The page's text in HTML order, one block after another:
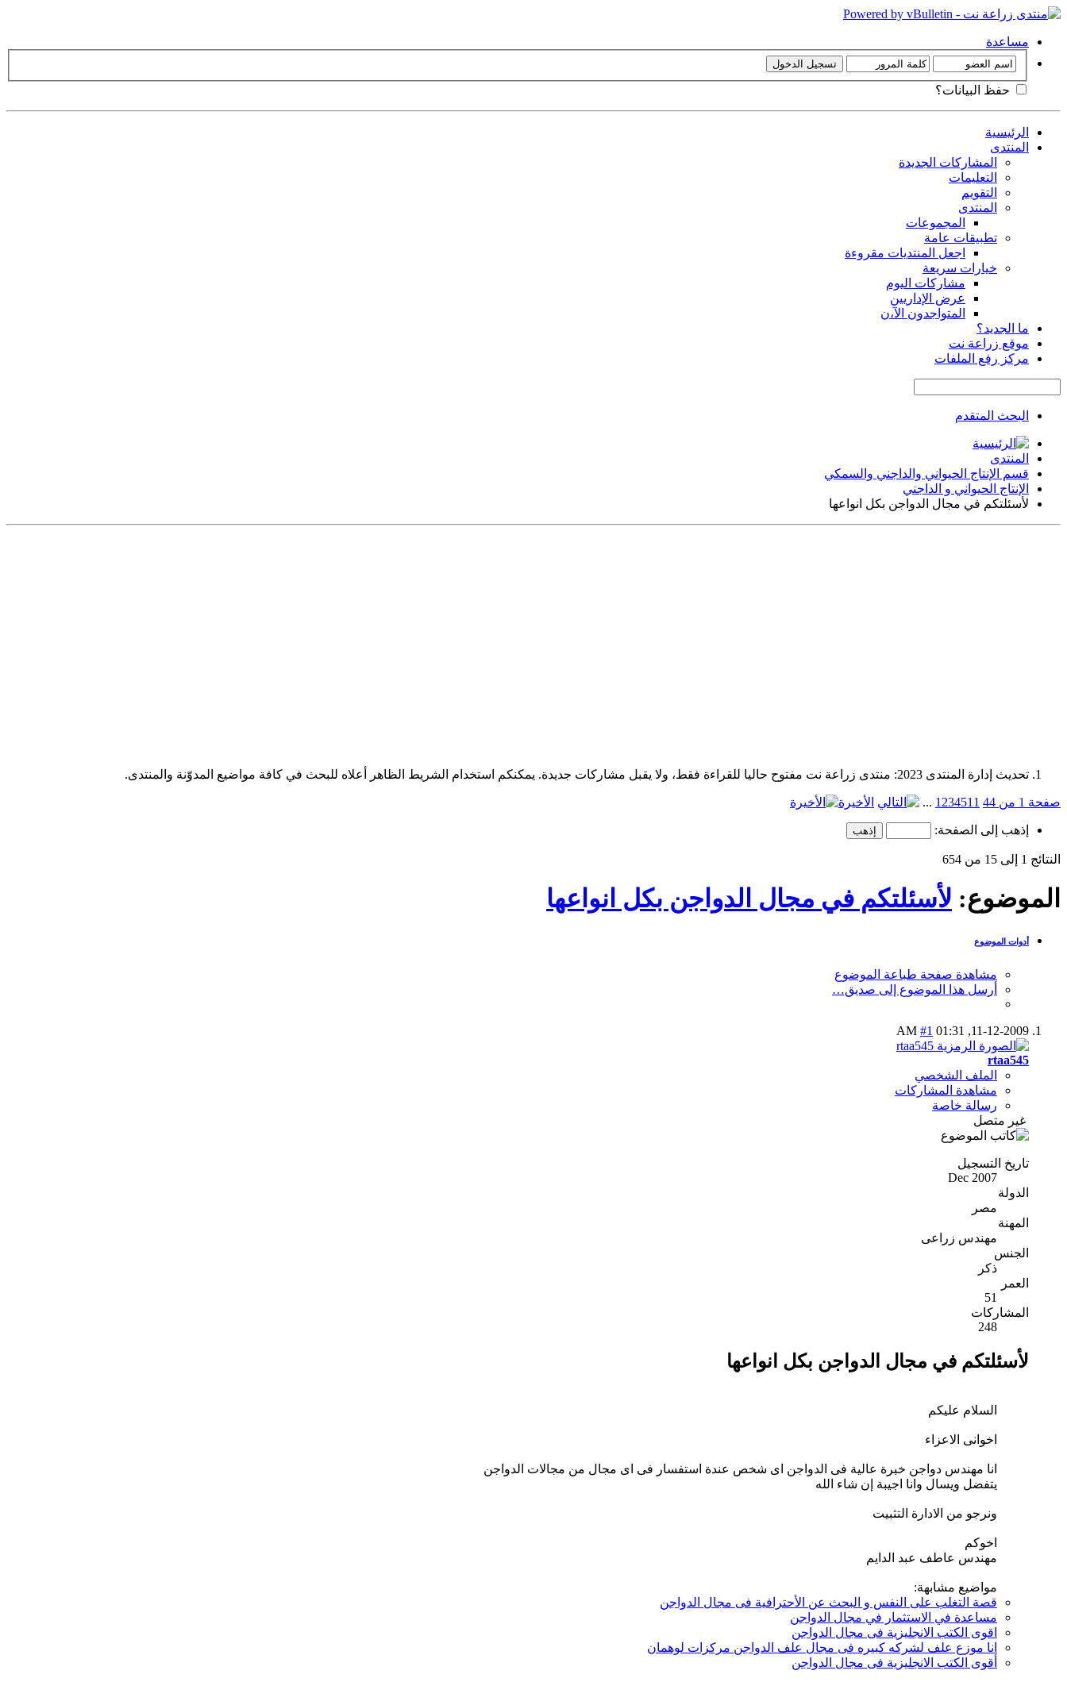
مساعدة
حفظ البيانات؟
الرئيسية
المنتدى
المشاركات الجديدة
التعليمات
التقويم
المنتدى
المجموعات
تطبيقات عامة
اجعل المنتديات مقروءة
خيارات سريعة
مشاركات اليوم
عرض الإداريين
المتواجدون الآ،ن
ما الجديد؟
موقع زراعة نت
مركز رفع الملفات
البحث المتقدم
المنتدى
قسم الإنتاج الحيواني والداجني والسمكي
الإنتاج الحيواني و الداجني
لأسئلتكم في مجال الدواجن بكل انواعها
تحديث إدارة المنتدى 2023: منتدى زراعة نت مفتوح حاليا للقراءة فقط، ولا يقبل مشاركات جديدة. يمكنكم استخدام الشريط الظاهر أعلاه للبحث في كافة مواضيع المدوّنة والمنتدى.
صفحة 1 من 44 1 234511
... الأخيرة
إذهب إلى الصفحة:
النتائج 1 إلى 15 من 654
الموضوع: لأسئلتكم في مجال الدواجن بكل انواعها
أدوات الموضوع
مشاهدة صفحة طباعة الموضوع
أرسل هذا الموضوع إلى صديق…
11-12-2009,
01:31 AM
#1
rtaa545
الملف الشخصي
مشاهدة المشاركات
رسالة خاصة
غير متصل
تاريخ التسجيل
Dec 2007
الدولة
مصر
المهنة
مهندس زراعى
الجنس
ذكر
العمر
51
المشاركات
248
لأسئلتكم في مجال الدواجن بكل انواعها
السلام عليكم
اخوانى الاعزاء
انا مهندس دواجن خبرة عالية فى الدواجن اى شخص عندة استفسار فى اى مجال من مجالات الدواجن
يتفضل ويسال وانا اجيبة إن شاء الله
ونرجو من الادارة التثبيت
اخوكم
مهندس عاطف عبد الدايم
مواضيع مشابهة:
قصة التغلب على النفس و البحث عن الأحترافية فى مجال الدواجن
مساعدة في الاستثمار في مجال الدواجن
اقوى الكتب الانجليزية فى مجال الدواجن
انا موزع علف لشركه كبيره فى مجال علف الدواجن مركزات لوهمان
أقوى الكتب الانجليزية فى مجال الدواجن